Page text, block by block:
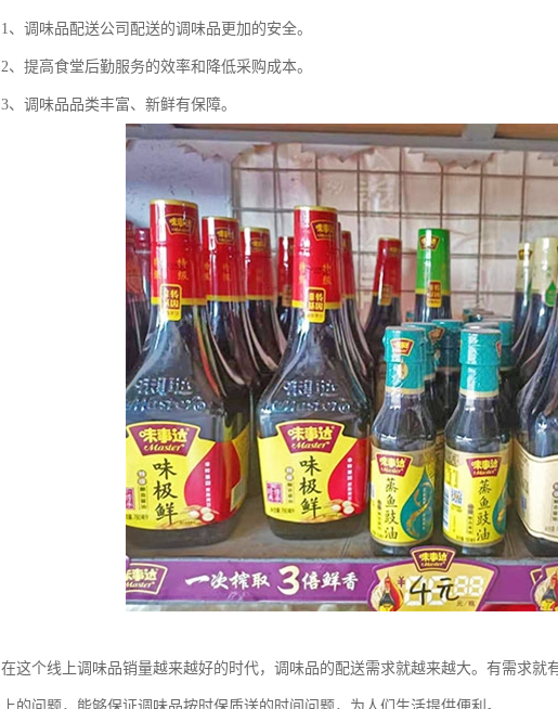
1、调味品配送公司配送的调味品更加的安全。
2、提高食堂后勤服务的效率和降低采购成本。
3、调味品品类丰富、新鲜有保障。
在这个线上调味品销量越来越好的时代，调味品的配送需求就越来越大。有需求